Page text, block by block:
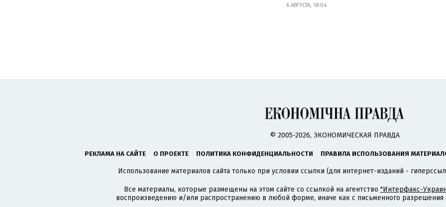
6 АВГУСТА, 18:04
© 2005-2026, ЭКОНОМИЧЕСКАЯ ПРАВДА
РЕКЛАМА НА САЙТЕ О ПРОЕКТЕ ПОЛИТИКА КОНФИДЕНЦИАЛЬНОСТИ ПРАВИЛА ИСПОЛЬЗОВАНИЯ
Использование материалов сайта только при условии ссылки (для интернет-изданий -
Все материалы, которые размещены на этом сайте со ссылкой на агентство "Интерфакс-
воспроизведению и/или распространению в любой форме, иначе как с письменного разрешения